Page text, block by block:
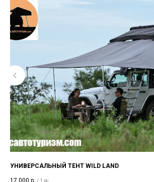
УНИВЕРСАЛЬНЫЙ ТЕНТ WILD LAND
17 000 р. / 1 pc